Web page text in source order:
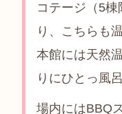
コテージ（5
り、こちらも
本館には天然
りにひとっ風
場内にはBBQ